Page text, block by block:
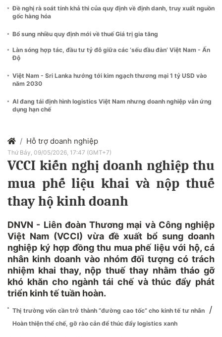
Đề nghị rà soát tính khả thi của quy định về định danh, truy xuất nguồn
gốc hàng hóa
Bổ sung nhiều quy định mới về thuế Giá trị gia tăng
Làn sóng hợp tác, đầu tư tỷ đô giữa các ‘sếu đầu đàn’ Việt Nam - Ấn
Độ
Việt Nam - Sri Lanka hướng tới kim ngạch thương mại 1 tỷ USD vào
năm 2030
AI đang tái định hình logistics Việt Nam nhưng doanh nghiệp vẫn ứng
dụng hạn chế
Hỗ trợ doanh nghiệp
Thứ Bảy, 09/05/2026, 17:47 (GMT+7)
VCCI kiến nghị doanh nghiệp thu
mua phế liệu khai và nộp thuế
thay hộ kinh doanh
DNVN - Liên đoàn Thương mại và Công nghiệp
Việt Nam (VCCI) vừa đề xuất bổ sung doanh
nghiệp ký hợp đồng thu mua phế liệu với hộ, cá
nhân kinh doanh vào nhóm đối tượng có trách
nhiệm khai thay, nộp thuế thay nhằm tháo gỡ
khó khăn cho ngành tái chế và thúc đẩy phát
triển kinh tế tuần hoàn.
Thị trường vốn cần trở thành “đường cao tốc” cho kinh tế tư nhân /
Hoàn thiện thể chế, gỡ rào cản để thúc đẩy logistics xanh